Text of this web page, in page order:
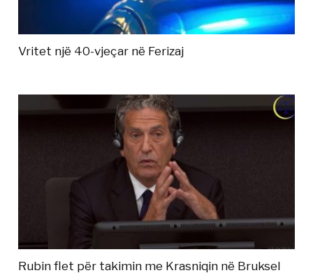
Vritet një 40-vjeçar në Ferizaj
Rubin flet për takimin me Krasniqin në Bruksel